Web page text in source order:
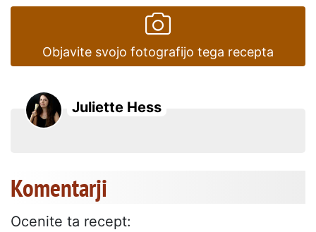
Objavite svojo fotografijo tega recepta
Juliette Hess
Komentarji
Ocenite ta recept: